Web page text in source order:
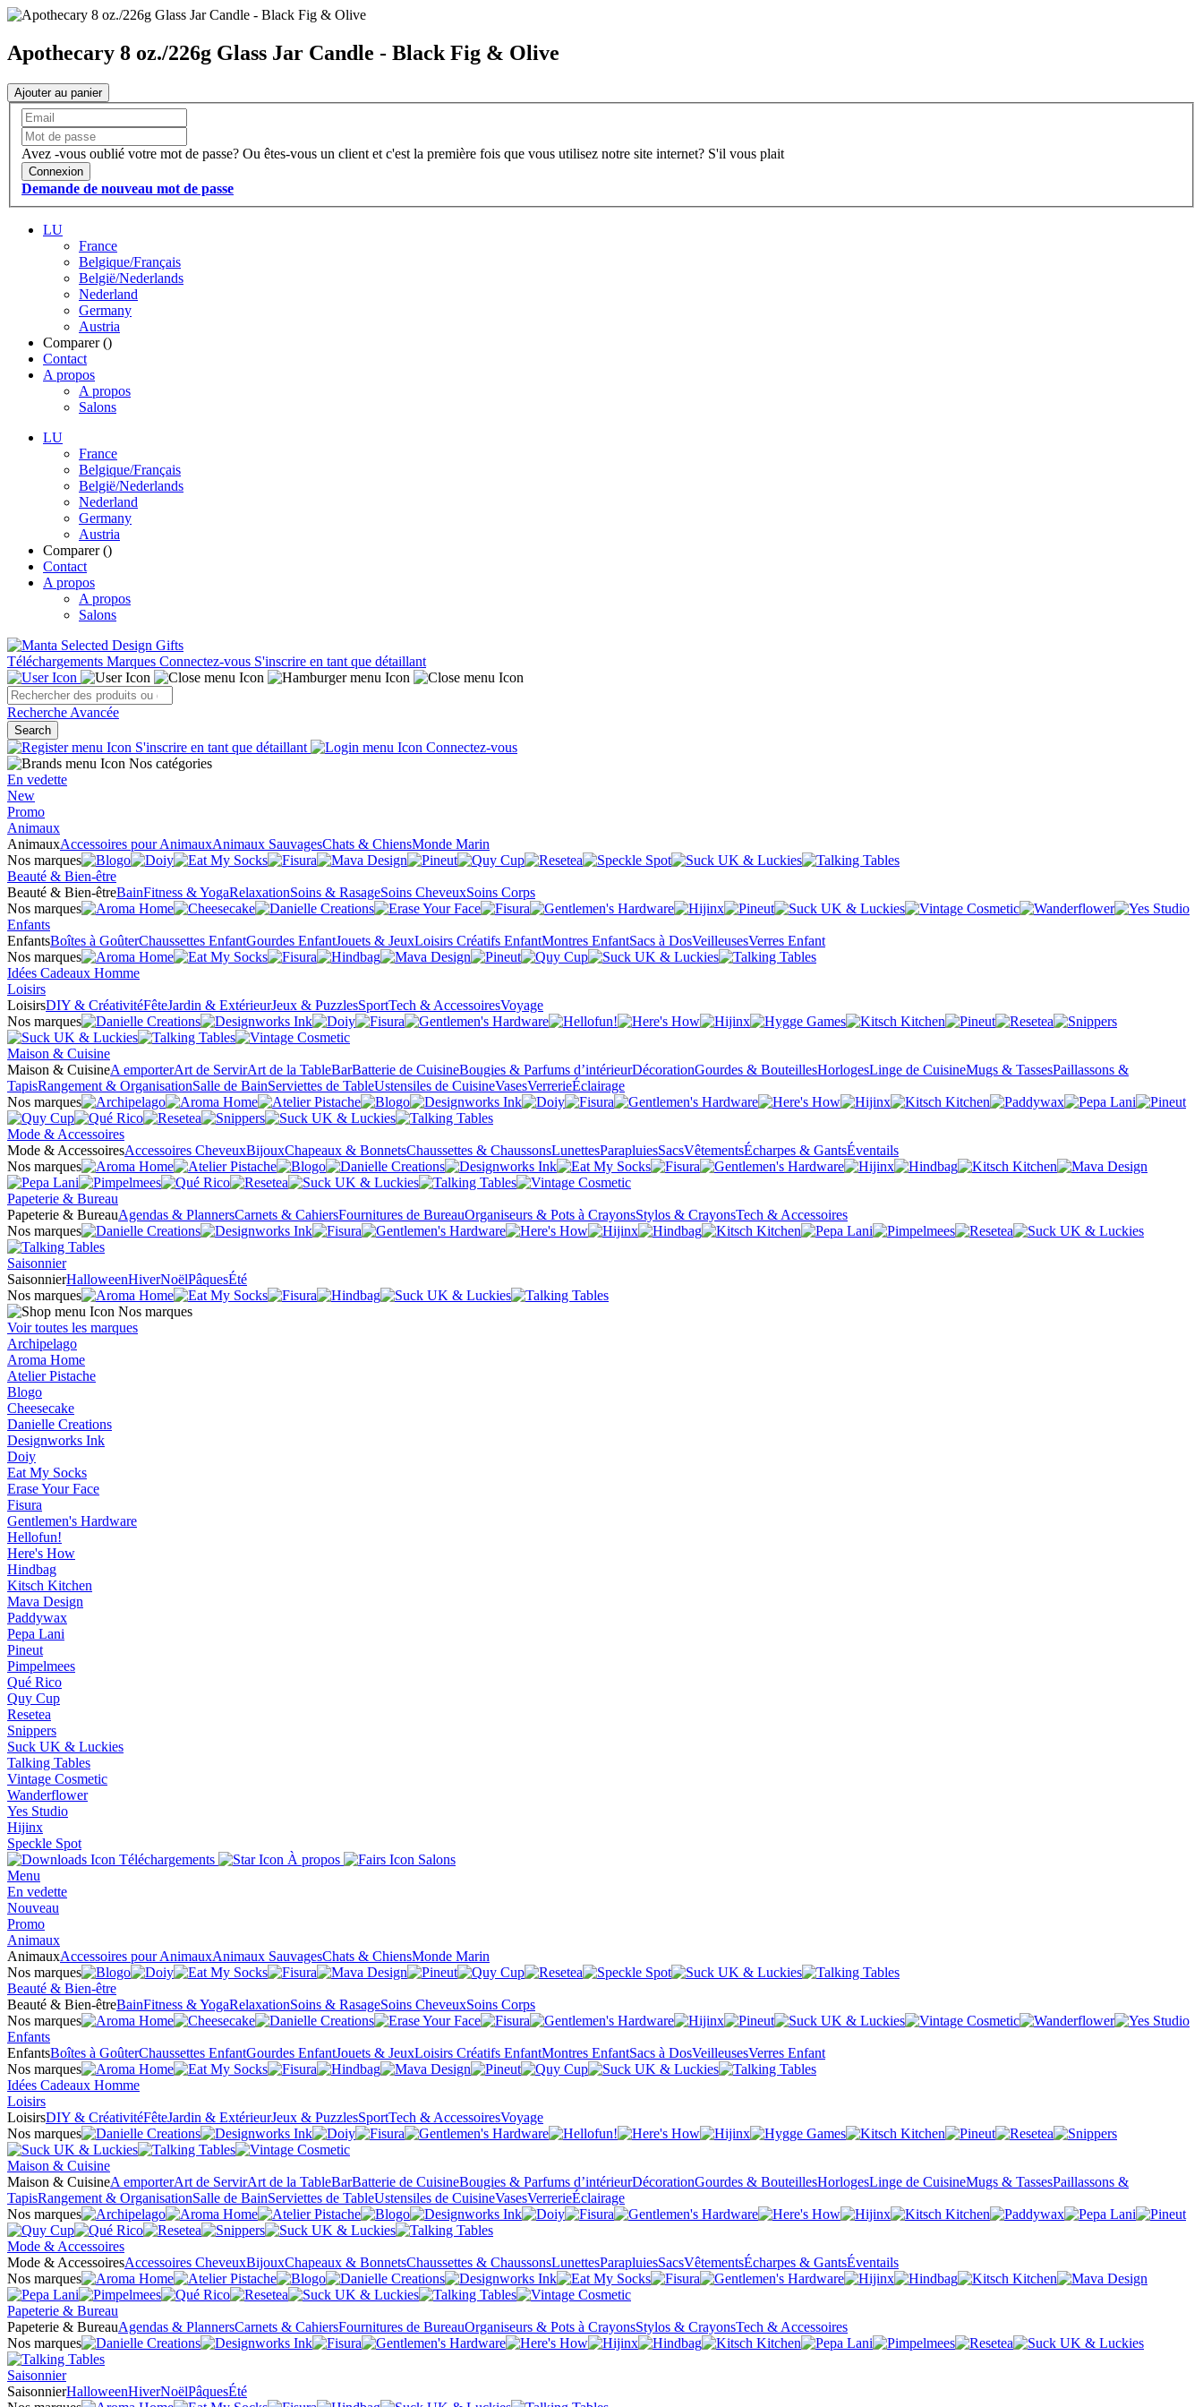
Apothecary 8 oz./226g Glass Jar Candle - Black Fig & Olive
Ajouter au panier
Avez -vous oublié votre mot de passe? Ou êtes-vous un client et c'est la première fois que vous utilisez notre site internet? S'il vous plait
Connexion
Demande de nouveau mot de passe
LU
France
Belgique/Français
België/Nederlands
Nederland
Germany
Austria
Comparer ()
Contact
A propos
A propos
Salons
LU
France
Belgique/Français
België/Nederlands
Nederland
Germany
Austria
Comparer ()
Contact
A propos
A propos
Salons
Téléchargements Marques Connectez-vous S'inscrire en tant que détaillant
Recherche Avancée
Search
S'inscrire en tant que détaillant
Connectez-vous
Nos catégories
En vedette
New
Promo
Animaux
AnimauxAccessoires pour AnimauxAnimaux SauvagesChats & ChiensMonde Marin
Nos marques
Beauté & Bien-être
Beauté & Bien-êtreBainFitness & YogaRelaxationSoins & RasageSoins CheveuxSoins Corps
Nos marques
Enfants
EnfantsBoîtes à GoûterChaussettes EnfantGourdes EnfantJouets & JeuxLoisirs Créatifs EnfantMontres EnfantSacs à DosVeilleusesVerres Enfant
Nos marques
Idées Cadeaux Homme
Loisirs
LoisirsDIY & CréativitéFêteJardin & ExtérieurJeux & PuzzlesSportTech & AccessoiresVoyage
Nos marques
Maison & Cuisine
Maison & CuisineA emporterArt de ServirArt de la TableBarBatterie de CuisineBougies & Parfums d’intérieurDécorationGourdes & BouteillesHorlogesLinge de CuisineMugs & TassesPaillassons &
TapisRangement & OrganisationSalle de BainServiettes de TableUstensiles de CuisineVasesVerrerieÉclairage
Nos marques
Mode & Accessoires
Mode & AccessoiresAccessoires CheveuxBijouxChapeaux & BonnetsChaussettes & ChaussonsLunettesParapluiesSacsVêtementsÉcharpes & GantsÉventails
Nos marques
Papeterie & Bureau
Papeterie & BureauAgendas & PlannersCarnets & CahiersFournitures de BureauOrganiseurs & Pots à CrayonsStylos & CrayonsTech & Accessoires
Nos marques
Saisonnier
SaisonnierHalloweenHiverNoëlPâquesÉté
Nos marques
Nos marques
Voir toutes les marques
Archipelago
Aroma Home
Atelier Pistache
Blogo
Cheesecake
Danielle Creations
Designworks Ink
Doiy
Eat My Socks
Erase Your Face
Fisura
Gentlemen's Hardware
Hellofun!
Here's How
Hindbag
Kitsch Kitchen
Mava Design
Paddywax
Pepa Lani
Pineut
Pimpelmees
Qué Rico
Quy Cup
Resetea
Snippers
Suck UK & Luckies
Talking Tables
Vintage Cosmetic
Wanderflower
Yes Studio
Hijinx
Speckle Spot
Téléchargements
À propos
Salons
Menu
En vedette
Nouveau
Promo
Animaux
AnimauxAccessoires pour AnimauxAnimaux SauvagesChats & ChiensMonde Marin
Nos marques
Beauté & Bien-être
Beauté & Bien-êtreBainFitness & YogaRelaxationSoins & RasageSoins CheveuxSoins Corps
Nos marques
Enfants
EnfantsBoîtes à GoûterChaussettes EnfantGourdes EnfantJouets & JeuxLoisirs Créatifs EnfantMontres EnfantSacs à DosVeilleusesVerres Enfant
Nos marques
Idées Cadeaux Homme
Loisirs
LoisirsDIY & CréativitéFêteJardin & ExtérieurJeux & PuzzlesSportTech & AccessoiresVoyage
Nos marques
Maison & Cuisine
Maison & CuisineA emporterArt de ServirArt de la TableBarBatterie de CuisineBougies & Parfums d’intérieurDécorationGourdes & BouteillesHorlogesLinge de CuisineMugs & TassesPaillassons &
TapisRangement & OrganisationSalle de BainServiettes de TableUstensiles de CuisineVasesVerrerieÉclairage
Nos marques
Mode & Accessoires
Mode & AccessoiresAccessoires CheveuxBijouxChapeaux & BonnetsChaussettes & ChaussonsLunettesParapluiesSacsVêtementsÉcharpes & GantsÉventails
Nos marques
Papeterie & Bureau
Papeterie & BureauAgendas & PlannersCarnets & CahiersFournitures de BureauOrganiseurs & Pots à CrayonsStylos & CrayonsTech & Accessoires
Nos marques
Saisonnier
SaisonnierHalloweenHiverNoëlPâquesÉté